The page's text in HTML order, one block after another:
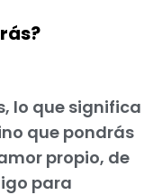
lo que significa
que pondrás
propio, de
para